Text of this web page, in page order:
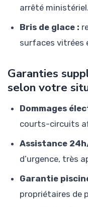
arrêté ministériel.
Bris de glace :
surfaces vitrées
Garanties
selon votre
Dommages
courts-circuits
Assistance
d’urgence, très
Garantie
propriétaires de